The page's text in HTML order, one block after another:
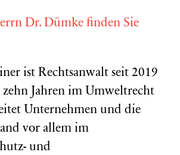
Dr. Dümke finden Sie
ist Rechtsanwalt seit 2019
Jahren im Umweltrecht
Unternehmen und die
vor allem im
und